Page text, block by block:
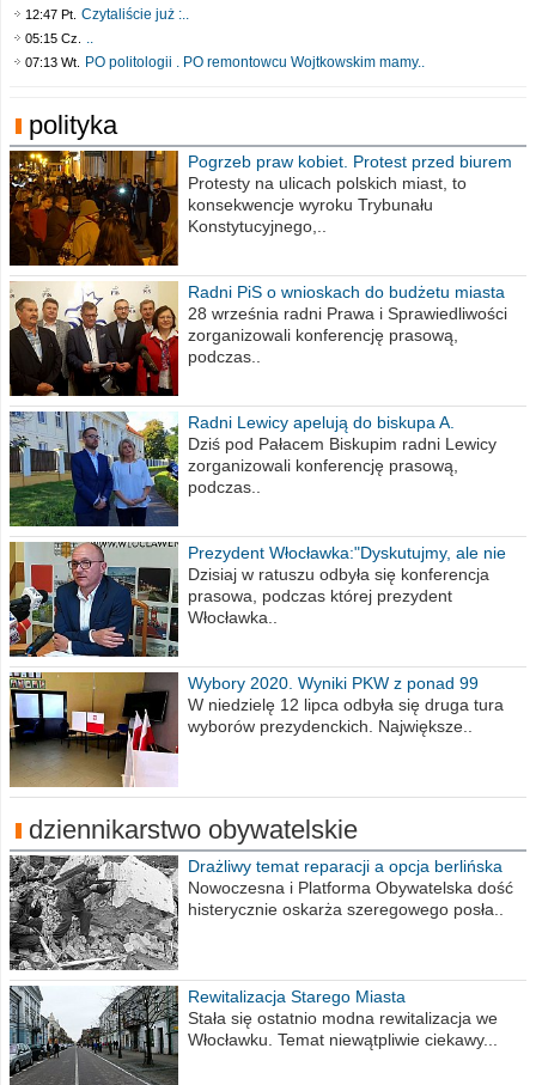
12:47 Pt. Czytaliście już :..
05:15 Cz. ..
07:13 Wt. PO politologii . PO remontowcu Wojtkowskim mamy..
polityka
Pogrzeb praw kobiet. Protest przed biurem
poselskim PiS
Protesty na ulicach polskich miast, to
konsekwencje wyroku Trybunału
Konstytucyjnego,..
Radni PiS o wnioskach do budżetu miasta
na 2021 rok
28 września radni Prawa i Sprawiedliwości
zorganizowali konferencję prasową,
podczas..
Radni Lewicy apelują do biskupa A.
Wiesława Meringa
Dziś pod Pałacem Biskupim radni Lewicy
zorganizowali konferencję prasową,
podczas..
Prezydent Włocławka:"Dyskutujmy, ale nie
obrażajmy się”
Dzisiaj w ratuszu odbyła się konferencja
prasowa, podczas której prezydent
Włocławka..
Wybory 2020. Wyniki PKW z ponad 99
procent obwodów
W niedzielę 12 lipca odbyła się druga tura
wyborów prezydenckich. Największe..
dziennikarstwo obywatelskie
Drażliwy temat reparacji a opcja berlińska
Nowoczesna i Platforma Obywatelska dość
histerycznie oskarża szeregowego posła..
Rewitalizacja Starego Miasta
Stała się ostatnio modna rewitalizacja we
Włocławku. Temat niewątpliwie ciekawy...